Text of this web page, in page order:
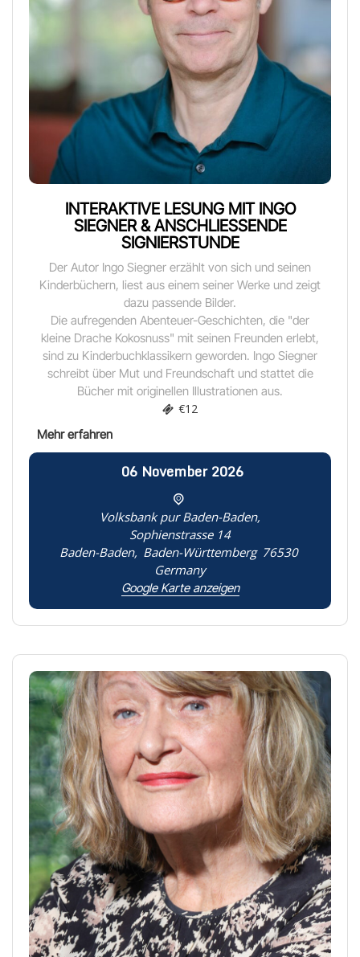
INTERAKTIVE LESUNG MIT INGO
SIEGNER & ANSCHLIESSENDE S
IGNIERSTUNDE
Der Autor Ingo Siegner erzählt von sich und seinen
Kinderbüchern, liest aus einem seiner Werke und zeigt
dazu passende Bilder.
Die aufregenden Abenteuer-Geschichten, die "der
kleine Drache Kokosnuss" mit seinen Freunden erlebt,
sind zu Kinderbuchklassikern geworden. Ingo Siegner
schreibt über Mut und Freundschaft und stattet die
Bücher mit originellen Illustrationen aus.
€12
06 November 2026
Volksbank pur Baden-Baden,
Sophienstrasse 14
Baden-Baden, Baden-Württemberg 76530
Germany
Google Karte anzeigen